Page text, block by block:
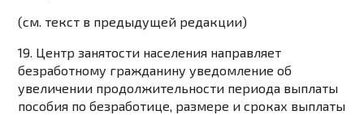
(см. текст в предыдущей редакции)
19. Центр занятости населения направляет
безработному гражданину уведомление об
увеличении продолжительности периода выплаты
пособия по безработице, размере и сроках выплаты